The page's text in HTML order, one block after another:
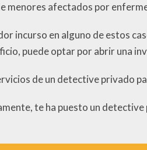
menores afectados por
incurso en alguno de estos
puede optar por abrir una
de un detective privado
te ha puesto un